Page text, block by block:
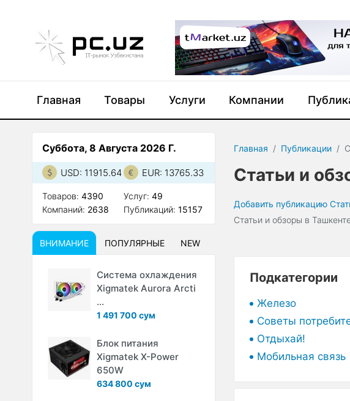
Главная Товары Услуги Компании
Главная Публикации
Статьи и
Добавить публикацию
Статьи и обзоры в
Подкатегории
Железо
Советы
Отдыхай!
Мобильная связь
Суббота, 8 Августа 2026 Г.
USD: 11915.64 EUR: 13765.33
Товаров: 4390
Компаний: 2638
Услуг:49
Публикаций:15157
ВНИМАНИЕ ПОПУЛЯРНЫЕ NEW
Система охлаждения
Xigmatek Aurora Arcti
...
1 491 700 сум
Блок питания
Xigmatek X-Power
650W
634 800 сум